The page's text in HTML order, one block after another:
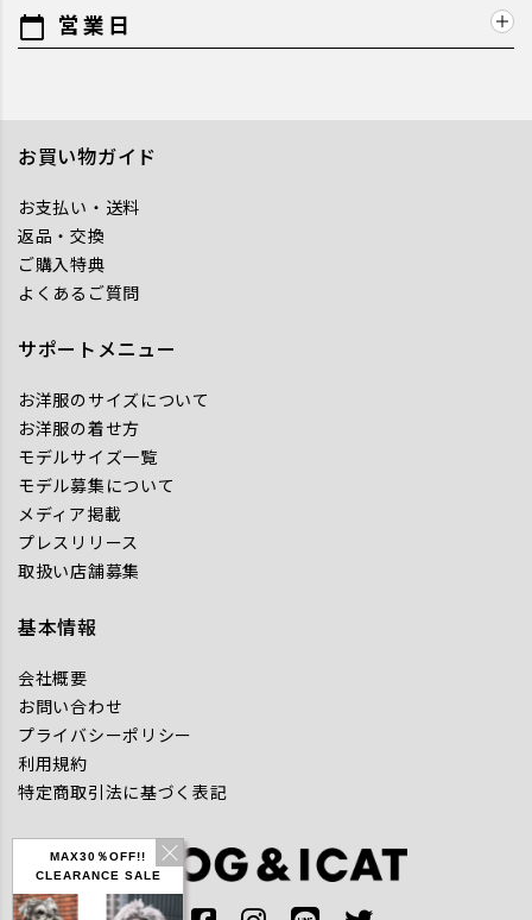
MAX30％OFF!!
CLEARANCE SALE
calendar_today 営業日
お買い物ガイド
お支払い・送料
返品・交換
ご購入特典
よくあるご質問
サポートメニュー
お洋服のサイズについて
お洋服の着せ方
モデルサイズ一覧
モデル募集について
メディア掲載
プレスリリース
取扱い店舗募集
基本情報
会社概要
お問い合わせ
プライバシーポリシー
利用規約
特定商取引法に基づく表記